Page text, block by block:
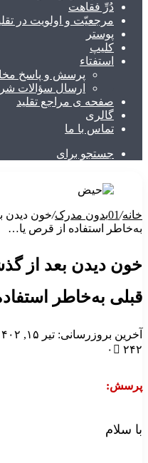
دُرِّ فقاهت
مرجعیّت و اولویت در تقلید
پوستر
کلیپ
استفتاء
پرسش و پاسخ
ارسال سؤالات
صفحه ی مراجع تقلید
گالری
تماس با ما
جستجو برای
/01بدون مدرک /
استفاده از قرص یا…
به‌خاطر
بروزرسانی: تیر ۱۵, ۱۴۰۲
۰
سلام